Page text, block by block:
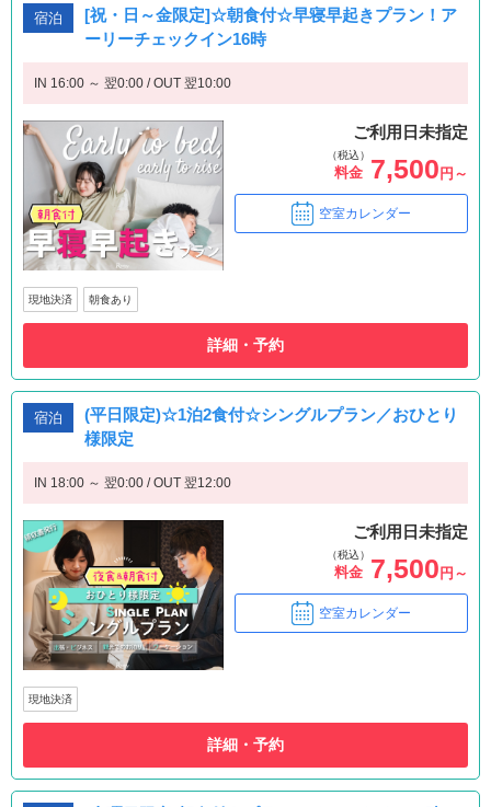
宿泊
[祝・日～金限定]☆朝食付☆早寝早起きプラン！ア
ーリーチェックイン16時
IN 16:00 ～ 翌0:00 / OUT 翌10:00
ご利用日未指定
（税込）
料金 7,500 円～
空室カレンダー
現地決済 朝食あり
詳細・予約
宿泊
(平日限定)☆1泊2食付☆シングルプラン／おひとり
様限定
IN 18:00 ～ 翌0:00 / OUT 翌12:00
ご利用日未指定
（税込）
料金 7,500 円～
空室カレンダー
現地決済
詳細・予約